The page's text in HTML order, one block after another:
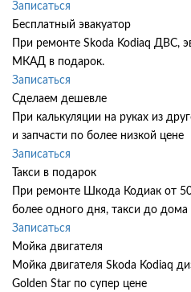
Записаться
Бесплатный эвакуатор
При ремонте Skoda Kodiaq ДВС,
МКАД в подарок.
Записаться
Сделаем дешевле
При калькуляции на руках из
и запчасти по более низкой цене
Записаться
Такси в подарок
При ремонте Шкода Кодиак от
более одного дня, такси до
Записаться
Мойка двигателя
Мойка двигателя Skoda Kodiaq
Golden Star по супер цене